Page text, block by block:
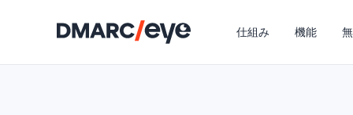
仕組み 機能